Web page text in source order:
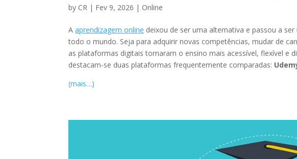
by CR | Fev 9, 2026 | Online
Aaprendizagem online deixou de ser uma alternativa e passou a
todo o mundo. Seja para adquirir novas competências, mudar de
as plataformas digitais tornaram o ensino mais acessível, flexível e
destacam-se duas plataformas frequentemente comparadas:
(mais…)